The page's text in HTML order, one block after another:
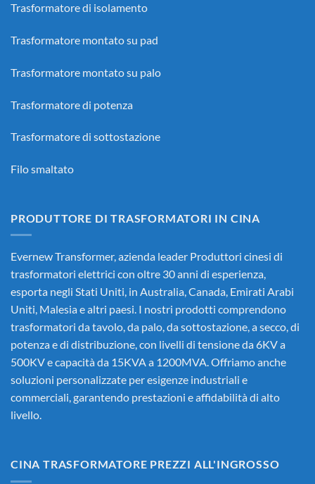
Trasformatore di isolamento
Trasformatore montato su pad
Trasformatore montato su palo
Trasformatore di potenza
Trasformatore di sottostazione
Filo smaltato
PRODUTTORE DI TRASFORMATORI IN CINA
Evernew Transformer, azienda leader Produttori cinesi di
trasformatori elettrici con oltre 30 anni di esperienza,
esporta negli Stati Uniti, in Australia, Canada, Emirati Arabi
Uniti, Malesia e altri paesi. I nostri prodotti comprendono
trasformatori da tavolo, da palo, da sottostazione, a secco, di
potenza e di distribuzione, con livelli di tensione da 6KV a
500KV e capacità da 15KVA a 1200MVA. Offriamo anche
soluzioni personalizzate per esigenze industriali e
commerciali, garantendo prestazioni e affidabilità di alto
livello.
CINA TRASFORMATORE PREZZI ALL'INGROSSO